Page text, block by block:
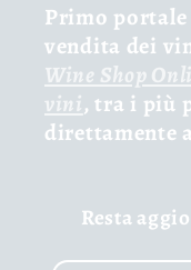
Primo portale
vendita dei
Wine Shop
vini, tra i più
direttamente
Resta